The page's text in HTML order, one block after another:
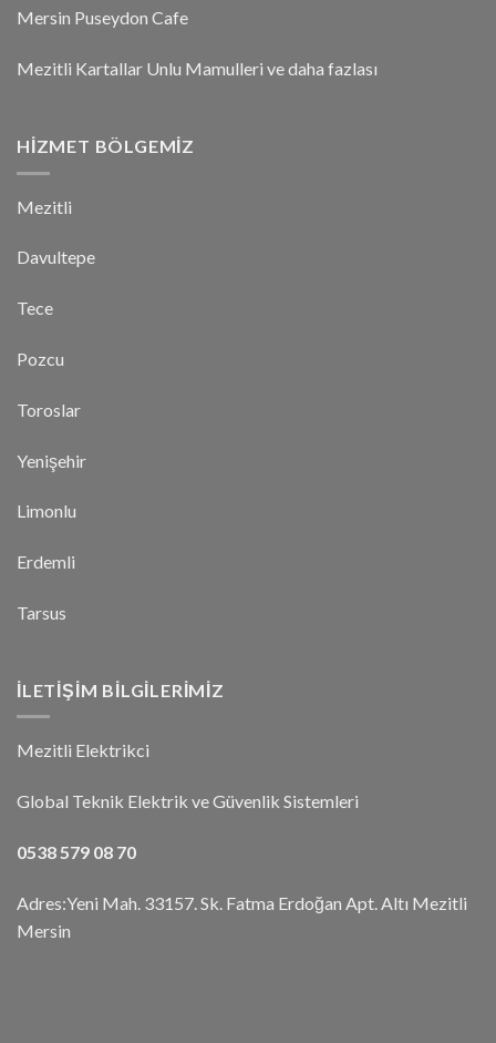
Mersin Puseydon Cafe
Mezitli Kartallar Unlu Mamulleri ve daha fazlası
HIZMET BÖLGEMIZ
Mezitli
Davultepe
Tece
Pozcu
Toroslar
Yenişehir
Limonlu
Erdemli
Tarsus
İLETIŞIM BILGILERIMIZ
Mezitli Elektrikci
Global Teknik Elektrik ve Güvenlik Sistemleri
0538 579 08 70
Adres:Yeni Mah. 33157. Sk. Fatma Erdoğan Apt. Altı Mezitli
Mersin